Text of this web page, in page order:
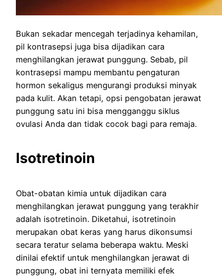
Bukan sekadar mencegah terjadinya kehamilan,
pil kontrasepsi juga bisa dijadikan cara
menghilangkan jerawat punggung. Sebab, pil
kontrasepsi mampu membantu pengaturan
hormon sekaligus mengurangi produksi minyak
pada kulit. Akan tetapi, opsi pengobatan jerawat
punggung satu ini bisa mengganggu siklus
ovulasi Anda dan tidak cocok bagi para remaja.
Isotretinoin
Obat-obatan kimia untuk dijadikan cara
menghilangkan jerawat punggung yang terakhir
adalah isotretinoin. Diketahui, isotretinoin
merupakan obat keras yang harus dikonsumsi
secara teratur selama beberapa waktu. Meski
dinilai efektif untuk menghilangkan jerawat di
punggung, obat ini ternyata memiliki efek